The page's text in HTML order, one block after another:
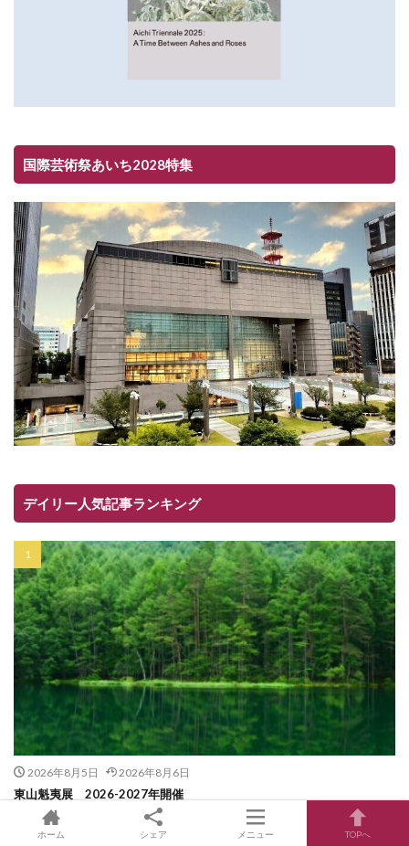
国際芸術祭あいち2028特集
デイリー人気記事ランキング
2026年8月5日 2026年8月6日
東山魁夷展 2026-2027年開催
ホーム シェア メニュー TOPへ